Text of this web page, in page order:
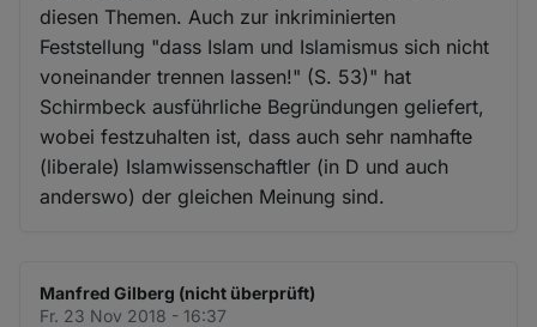
diesen Themen. Auch zur inkriminierten
Feststellung "dass Islam und Islamismus sich nicht
voneinander trennen lassen!" (S. 53)" hat
Schirmbeck ausführliche Begründungen geliefert,
wobei festzuhalten ist, dass auch sehr namhafte
(liberale) Islamwissenschaftler (in D und auch
anderswo) der gleichen Meinung sind.
Manfred Gilberg (nicht überprüft)
Fr. 23 Nov 2018 - 16:37